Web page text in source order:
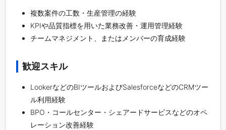
複数案件の工数・生産管理の経験
KPIや品質指標を用いた業務改善・運用管理経験
チームマネジメント、またはメンバーの育成経験
歓迎スキル
LookerなどのBIツールおよびSalesforceなどのCRMツー
ル利用経験
BPO・コールセンター・シェアードサービスなどのオペ
レーション改善経験